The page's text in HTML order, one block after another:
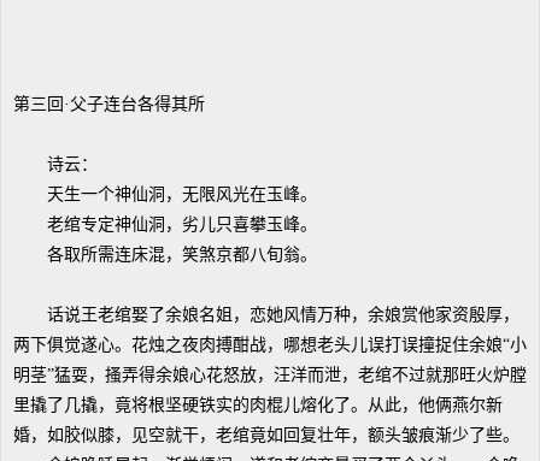
第三回·父子连台各得其所
诗云：
天生一个神仙洞，无限风光在玉峰。
老绾专定神仙洞，劣儿只喜攀玉峰。
各取所需连床混，笑煞京都八旬翁。
话说王老绾娶了余娘名姐，恋她风情万种，余娘赏他家资殷厚，
两下俱觉遂心。花烛之夜肉搏酣战，哪想老头儿误打误撞捉住余娘“小
明茎”猛耍，搔弄得余娘心花怒放，汪洋而泄，老绾不过就那旺火炉膛
里撬了几撬，竟将根坚硬铁实的肉棍儿熔化了。从此，他俩燕尔新
婚，如胶似膝，见空就干，老绾竟如回复壮年，额头皱痕渐少了些。